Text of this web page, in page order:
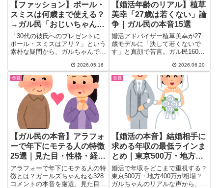
【ファッション】ポール・
スミスは何歳まで使える？
→ガル民「おじいちゃんに
なっても大丈夫」「むしろ
おじさんのイメージ」意見
続出
「30代の彼氏へのプレゼントに
ポール・スミスはアリ？」という
素朴な疑問から、ガルちゃんでブ
2026.05.16
【婚活年齢のリアル】植草
美幸「27歳は若くない」論
争｜ガル民の本音15選
婚活アドバイザー植草美幸が27
歳モデルに「決して若くないで
す」と真顔で苦言。ガル民1600
に「+1495の大反論」「+1111の
共感」が飛び交う。婚活年齢のリ
アルと30代40代50代の本音15選
をまとめました。
2026.06.20
恋愛
【ガル民の本音】アラフォ
ーで年下にモテる人の特徴
25選｜見た目・性格・経済
力のリアルな声
アラフォーで年下にモテる人の特
徴とは？ガールズちゃんねる328
コメントの本音を厳選。見た目・
恋愛
【婚活の本音】結婚相手に
求める年収の最低ラインま
とめ｜東京500万・地方
400万・ガル民のリアル
婚活で年収をどこまで重視する？
東京500万・地方400万が相場？
ガルちゃんのリアルな声から、結